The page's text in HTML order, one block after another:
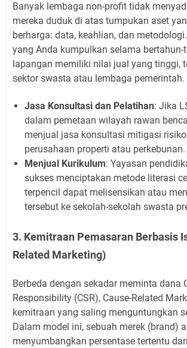
Banyak lembaga non-profit tidak
mereka duduk di atas tumpukan aset
berharga: data, keahlian, dan
yang Anda kumpulkan selama bertahun-
lapangan memiliki nilai jual yang tinggi,
sektor swasta atau lembaga pemerintah.
Jasa Konsultasi dan Pelatihan: Jika
dalam pemetaan wilayah rawan
menjual jasa konsultasi mitigasi
perusahaan properti atau perkebunan.
Menjual Kurikulum: Yayasan
sukses menciptakan metode literasi
terpencil dapat melisensikan atau
tersebut ke sekolah-sekolah swasta
3. Kemitraan Pemasaran Berbasis
Related Marketing)
Berbeda dengan sekadar meminta dana
Responsibility (CSR), Cause-Related
kemitraan yang saling menguntungkan
Dalam model ini, sebuah merek (brand)
menyumbangkan persentase tertentu